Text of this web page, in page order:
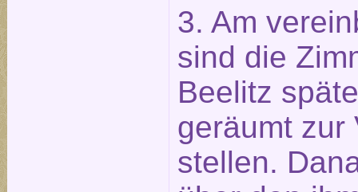
3. Am
sind die
Beelitz
geräumt zur
stellen.